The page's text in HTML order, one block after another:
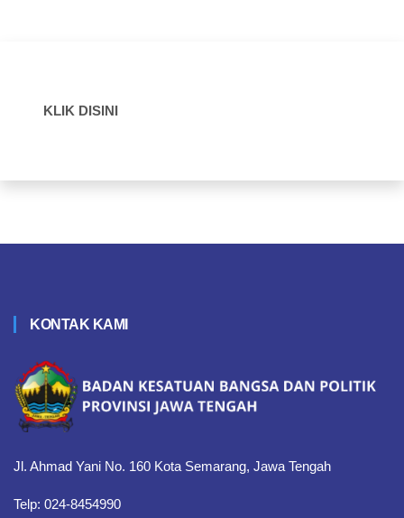
KLIK DISINI
KONTAK KAMI
Jl. Ahmad Yani No. 160 Kota Semarang, Jawa Tengah
Telp: 024-8454990